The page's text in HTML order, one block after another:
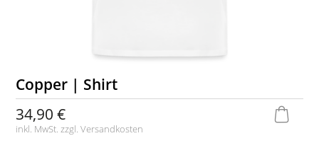
Copper | Shirt
34,90 €
inkl. MwSt. zzgl.Versandkosten